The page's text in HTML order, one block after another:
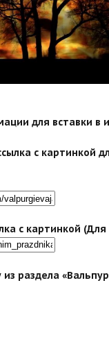
для вставки в
с картинкой
с картинкой
раздела